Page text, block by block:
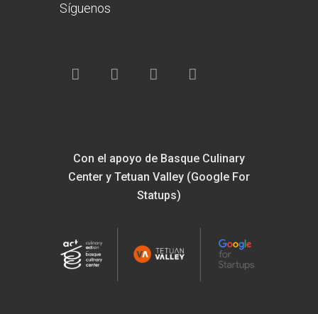
Síguenos
Con el apoyo de Basque Culinary
Center y Tetuan Valley (Google For
Statups)